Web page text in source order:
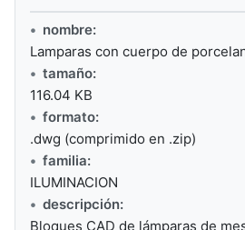
nombre:
Lamparas con cuerpo de
tamaño:
116.04 KB
formato:
.dwg (comprimido en .zip)
familia:
ILUMINACION
descripción:
Bloques CAD de lámparas de